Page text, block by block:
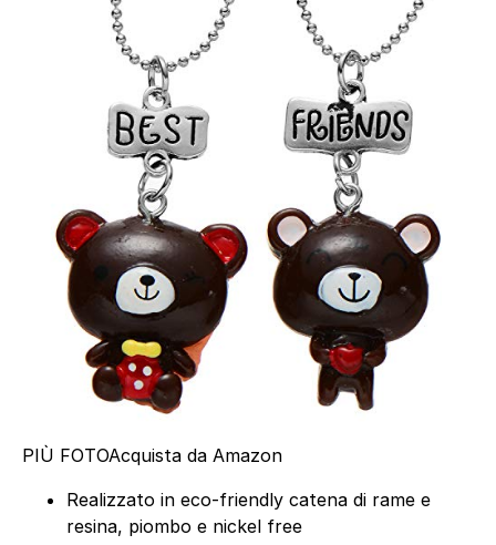
PIÙ FOTOAcquista da Amazon
Realizzato in eco-friendly catena di rame e
resina, piombo e nickel free